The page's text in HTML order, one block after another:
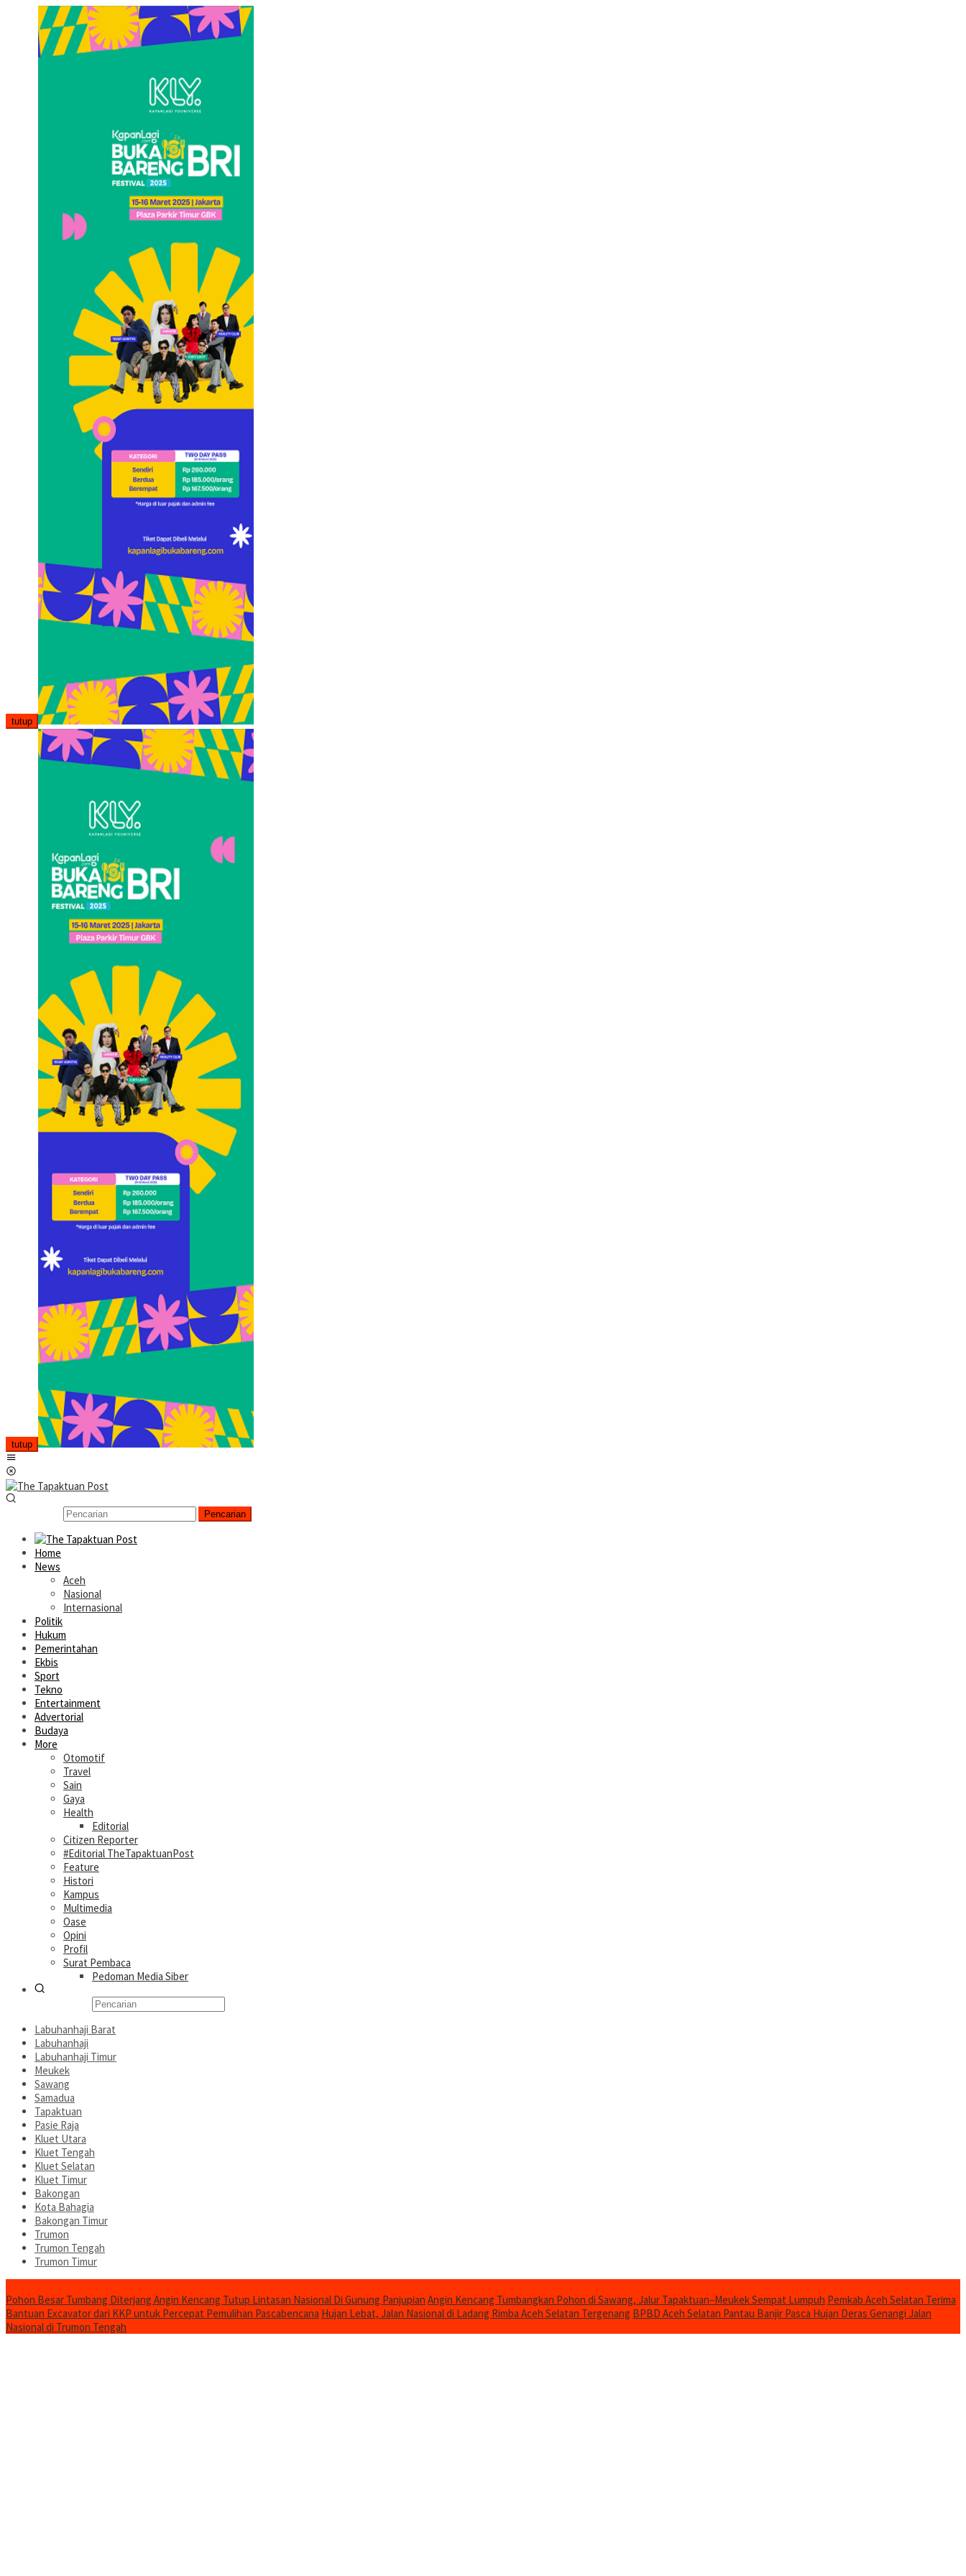
tutup
tutup
Pencarian
Home
News
Aceh
Nasional
Internasional
Politik
Hukum
Pemerintahan
Ekbis
Sport
Tekno
Entertainment
Advertorial
Budaya
More
Otomotif
Travel
Sain
Gaya
Health
Editorial
Citizen Reporter
#Editorial TheTapaktuanPost
Feature
Histori
Kampus
Multimedia
Oase
Opini
Profil
Surat Pembaca
Pedoman Media Siber
Labuhanhaji Barat
Labuhanhaji
Labuhanhaji Timur
Meukek
Sawang
Samadua
Tapaktuan
Pasie Raja
Kluet Utara
Kluet Tengah
Kluet Selatan
Kluet Timur
Bakongan
Kota Bahagia
Bakongan Timur
Trumon
Trumon Tengah
Trumon Timur
Pohon Besar Tumbang Diterjang Angin Kencang Tutup Lintasan Nasional Di Gunung Panjupian Angin Kencang Tumbangkan Pohon di Sawang, Jalur Tapaktuan–Meukek Sempat Lumpuh Pemkab Aceh Selatan Terima
Bantuan Excavator dari KKP untuk Percepat Pemulihan Pascabencana Hujan Lebat, Jalan Nasional di Ladang Rimba Aceh Selatan Tergenang BPBD Aceh Selatan Pantau Banjir Pasca Hujan Deras Genangi Jalan
Nasional di Trumon Tengah